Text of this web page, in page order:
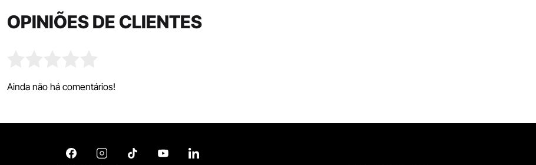
OPINIÕES DE CLIENTES
Ainda não há comentários!